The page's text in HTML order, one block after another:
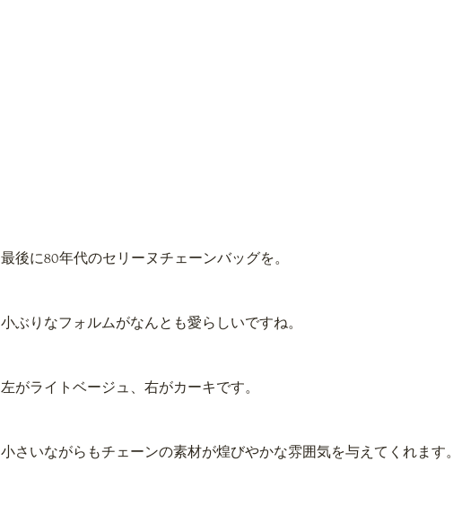
最後に80年代のセリーヌチェーンバッグを。
小ぶりなフォルムがなんとも愛らしいですね。
左がライトベージュ、右がカーキです。
小さいながらもチェーンの素材が煌びやかな雰囲気を与えてくれます。